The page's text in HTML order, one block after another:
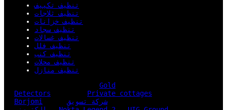
تنظيف تكييف
تنظيف ثلاجات
تنظيف خزانات
تنظيف سجاد
تنظيف غسالات
تنظيف فلل
تنظيف كنب
تنظيف محلات
تنظيف منازل
Gold
Detectors
Private cottages
Borjomi
شركة تسويق